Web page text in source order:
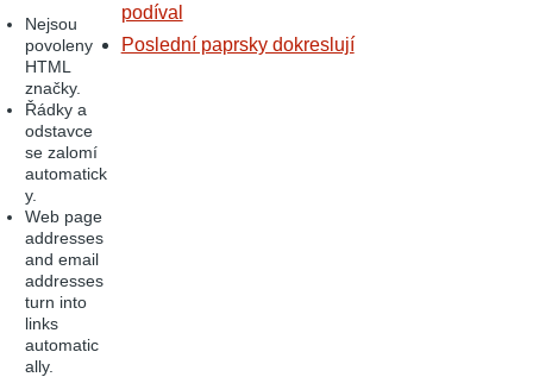
Nejsou
povoleny
HTML
značky.
Řádky a
odstavce
se zalomí
automatick
y.
Web page
addresses
and email
addresses
turn into
links
automatic
ally.
podíval
Poslední paprsky dokreslují